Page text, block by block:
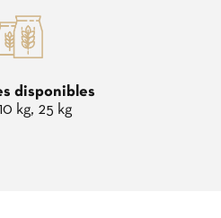
disponibles
kg, 25 kg